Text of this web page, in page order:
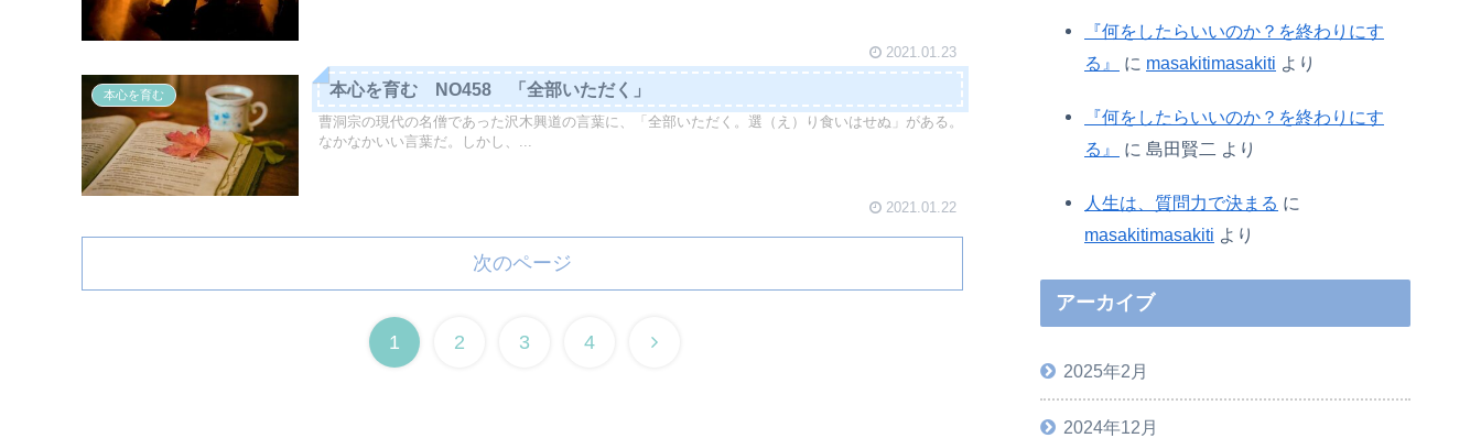
2021.01.23
本心を育む 本心を育む NO458 「全部いただく」
曹洞宗の現代の名僧であった沢木興道の言葉に、「全部いただく。選（え）り食いはせぬ」がある。
なかなかいい言葉だ。しかし、...
2021.01.22
次のページ
1 2 3 4
『何をしたらいいのか？を終わりにす
る』
に masakitimasakiti より
『何をしたらいいのか？を終わりにす
る』
に 島田賢二 より
人生は、質問力で決まる に
masakitimasakiti より
アーカイブ
2025年2月
2024年12月